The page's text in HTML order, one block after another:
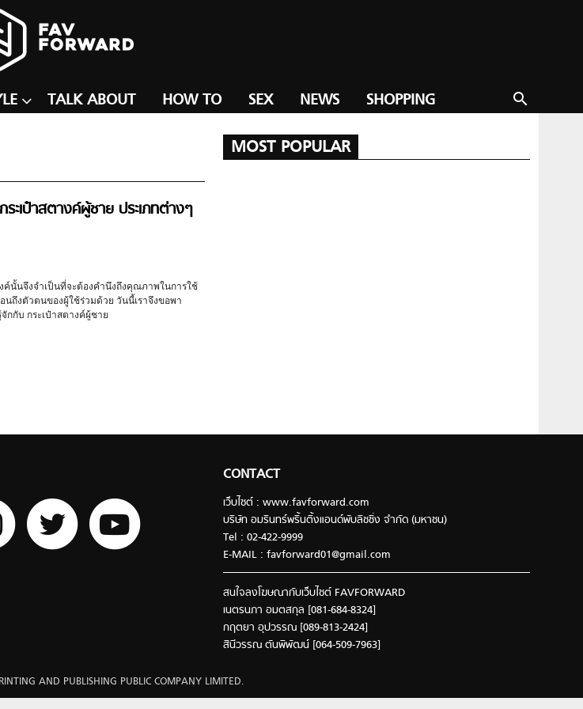
search
TALK ABOUT HOW TO SEX NEWS SHOPPING
ะเป๋าสตางค์ผู้ชาย ประเภทต่างๆ
งค์นั้นจึงจำเป็นที่จะต้องคำนึงถึงคุณภาพในการใช้
นถึงตัวตนของผู้ใช้ร่วมด้วย วันนี้เราจึงขอพา
กกับ กระเป๋าสตางค์ผู้ชาย
MOST POPULAR
CONTACT
เว็บไซต์ : www.favforward.com
บริษัท อมรินทร์พริ้นติ้งแอนด์พับลิชชิ่ง จำกัด (มหาชน)
Tel : 02-422-9999
E-MAIL : favforward01@gmail.com
สนใจลงโฆษณากับเว็บไซต์ FAVFORWARD
เนตรนภา อมตสกุล [081-684-8324]
กฤตยา อุปวรรณ [089-813-2424]
สินีวรรณ ตันพิพัฒน์ [064-509-7963]
AND PUBLISHING PUBLIC COMPANY LIMITED.